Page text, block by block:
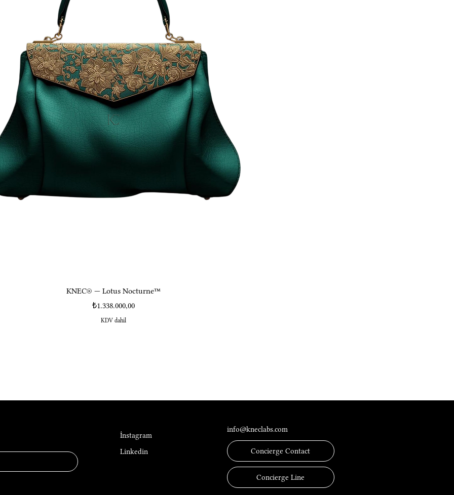
KNEC® — Lotus Nocturne™
Fiyat
₺1.338.000,00
KDV dahil
İnstagram
Linkedin
info@kneclabs.com
Concierge Contact
Concierge Line